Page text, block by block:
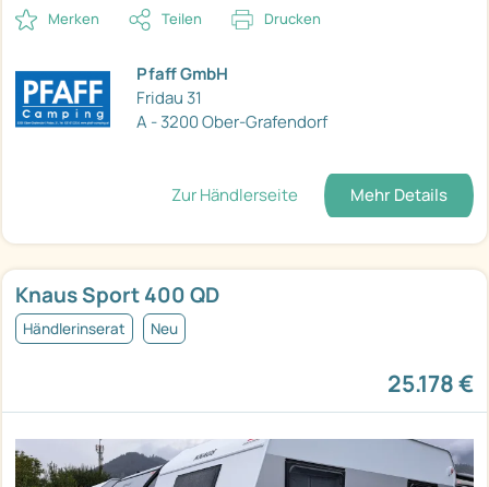
Merken Teilen Drucken
Pfaff GmbH
Fridau 31
A - 3200 Ober-Grafendorf
Zur Händlerseite Mehr Details
Knaus Sport 400 QD
Händlerinserat Neu
25.178 €